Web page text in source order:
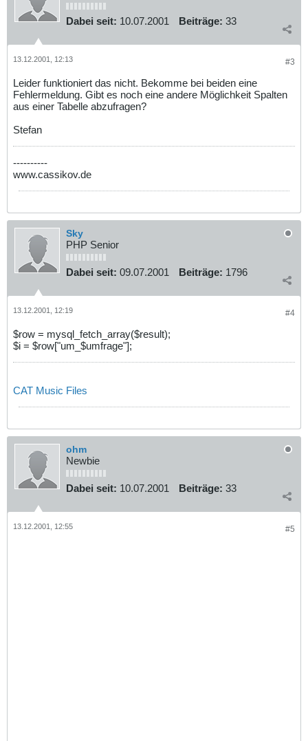
Dabei seit: 10.07.2001 Beiträge: 33
#3
13.12.2001, 12:13
Leider funktioniert das nicht. Bekomme bei beiden eine
Fehlermeldung. Gibt es noch eine andere Möglichkeit Spalten
aus einer Tabelle abzufragen?
Stefan
----------
www.cassikov.de
Sky
PHP Senior
Dabei seit: 09.07.2001 Beiträge: 1796
#4
13.12.2001, 12:19
$row = mysql_fetch_array($result);
$i = $row["um_$umfrage"];
CAT Music Files
ohm
Newbie
Dabei seit: 10.07.2001 Beiträge: 33
#5
13.12.2001, 12:55